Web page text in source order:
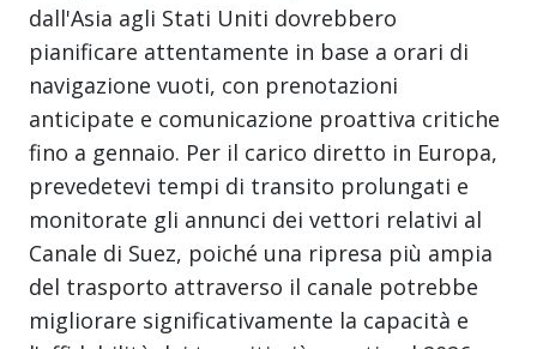
dall'Asia agli Stati Uniti dovrebbero
pianificare attentamente in base a orari di
navigazione vuoti, con prenotazioni
anticipate e comunicazione proattiva critiche
fino a gennaio. Per il carico diretto in Europa,
prevedetevi tempi di transito prolungati e
monitorate gli annunci dei vettori relativi al
Canale di Suez, poiché una ripresa più ampia
del trasporto attraverso il canale potrebbe
migliorare significativamente la capacità e